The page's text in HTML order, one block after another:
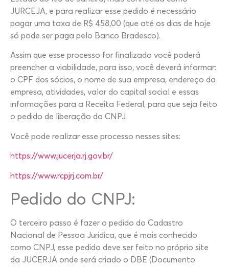
JURCEJA, e para realizar esse pedido é necessário
pagar uma taxa de R$ 458,00 (que até os dias de hoje
só pode ser paga pelo Banco Bradesco).
Assim que esse processo for finalizado você poderá
preencher a viabilidade, para isso, você deverá informar:
o CPF dos sócios, o nome de sua empresa, endereço da
empresa, atividades, valor do capital social e essas
informações para a Receita Federal, para que seja feito
o pedido de liberação do CNPJ.
Você pode realizar esse processo nesses sites:
https://www.jucerja.rj.gov.br/
https://www.rcpjrj.com.br/
Pedido do CNPJ:
O terceiro passo é fazer o pedido do Cadastro
Nacional de Pessoa Juridica, que é mais conhecido
como CNPJ, esse pedido deve ser feito no próprio site
da JUCERJA onde será criado o DBE (Documento